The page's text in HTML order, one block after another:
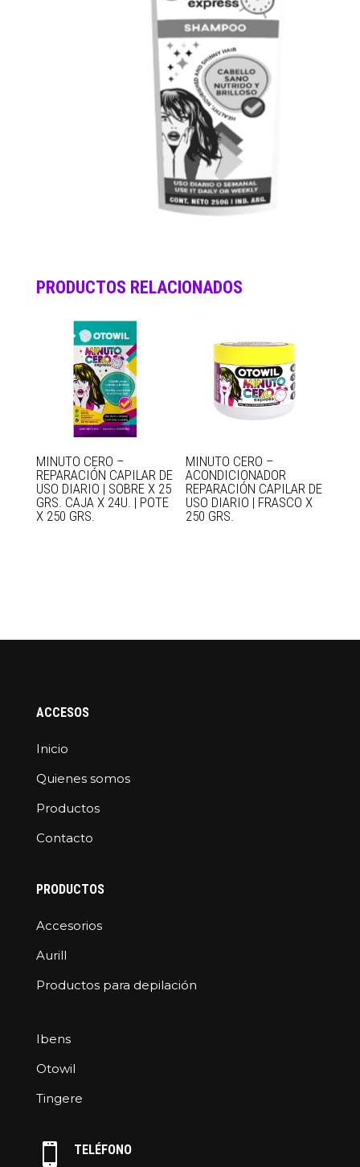
PRODUCTOS RELACIONADOS
MINUTO CERO –
REPARACIÓN CAPILAR DE
USO DIARIO | SOBRE X 25
GRS. CAJA X 24U. | POTE
X 250 GRS.
MINUTO CERO –
ACONDICIONADOR
REPARACIÓN CAPILAR DE
USO DIARIO | FRASCO X
250 GRS.
ACCESOS
Inicio
Quienes somos
Productos
Contacto
PRODUCTOS
Accesorios
Aurill
Productos para depilación
Ibens
Otowil
Tingere
 TELÉFONO